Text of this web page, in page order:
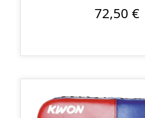
72,50 €